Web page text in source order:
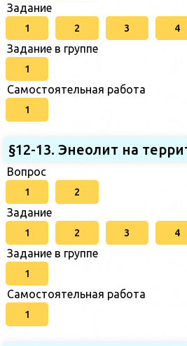
Задание
1 2 3 4
Задание в группе
1
Самостоятельная работа
1
§12-13. Энеолит на
Вопрос
1 2
Задание
1 2 3 4
Задание в группе
1
Самостоятельная работа
1